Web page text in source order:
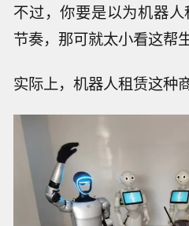
不过，你要是以为机器
节奏，那可就太小看这帮
实际上，机器人租赁这种